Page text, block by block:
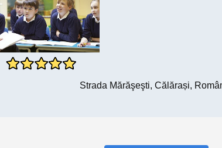
Strada Mărăşeşti, Călărași,